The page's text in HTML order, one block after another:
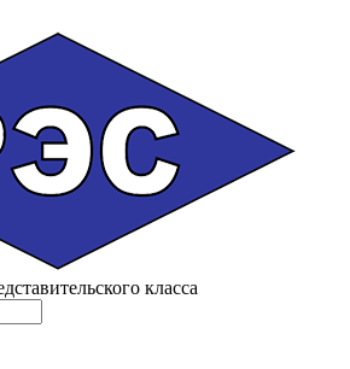
класса